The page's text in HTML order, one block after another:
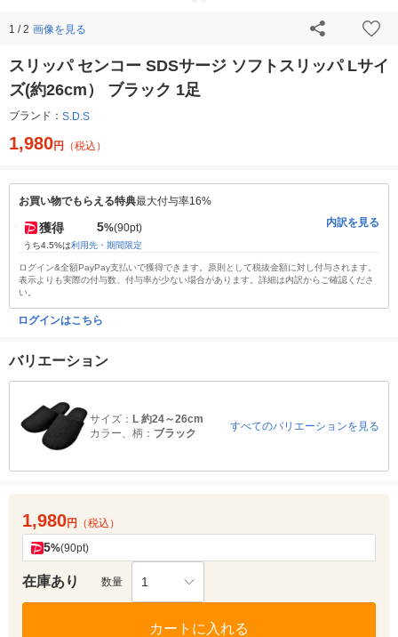
1 / 2 画像を見る
スリッパ センコー SDSサージ ソフトスリッパ Lサイ
ズ(約26cm） ブラック 1足
ブランド： S.D.S
1,980円 （税込）
お買い物でもらえる特典最大付与率16%
獲得 5%(90pt)
うち4.5%は利用先・期間限定
内訳を見る
ログイン&全額PayPay支払いで獲得できます。原則として税抜金額に対し付与されます。
表示よりも実際の付与数、付与率が少ない場合があります。詳細は内訳からご確認くださ
い。
ログインはこちら
バリエーション
サイズ： L 約24～26cm
カラー、柄： ブラック
すべてのバリエーションを見る
1,980円 （税込）
5%(90pt)
在庫あり 数量 1
カートに入れる